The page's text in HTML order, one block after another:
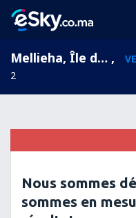
Mellieha, Île de Malte, Malte ,
2
Nous sommes
sommes en